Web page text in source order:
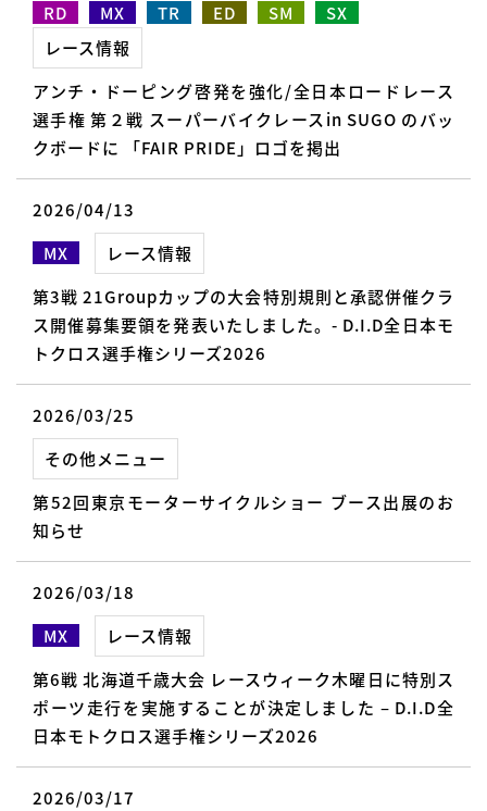
RD
MX TR ED SM
SX
レース情報
アンチ・ドーピング啓発を強化/全日本ロードレース
選手権 第２戦 スーパーバイクレースin SUGO のバッ
クボードに 「FAIR PRIDE」ロゴを掲出
2026/04/13
MX
レース情報
第3戦 21Groupカップの大会特別規則と承認併催クラ
ス開催募集要領を発表いたしました。- D.I.D全日本モ
トクロス選手権シリーズ2026
2026/03/25
その他メニュー
第52回東京モーターサイクルショー ブース出展のお
知らせ
2026/03/18
MX
レース情報
第6戦 北海道千歳大会 レースウィーク木曜日に特別ス
ポーツ走行を実施することが決定しました – D.I.D全
日本モトクロス選手権シリーズ2026
2026/03/17